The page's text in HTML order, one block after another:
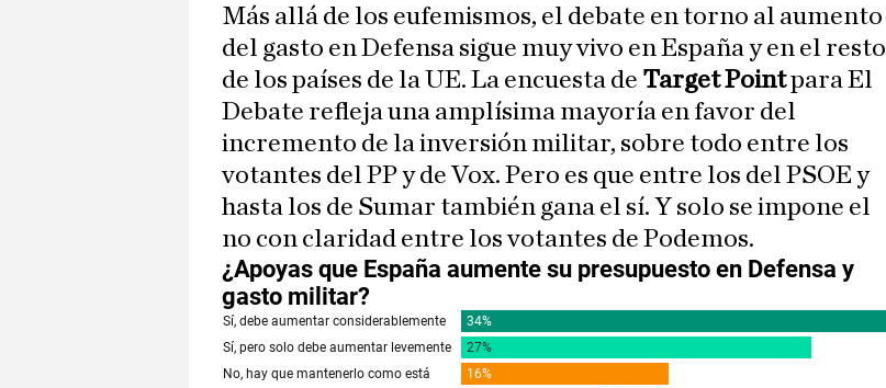
Más allá de los eufemismos, el debate en torno al aumento
del gasto en Defensa sigue muy vivo en España y en el resto
de los países de la UE. La encuesta de Target Pointpara El
Debate refleja una amplísima mayoría en favor del
incremento de la inversión militar, sobre todo entre los
votantes del PP y de Vox. Pero es que entre los del PSOE y
hasta los de Sumar también gana el sí. Y solo se impone el
no con claridad entre los votantes de Podemos.